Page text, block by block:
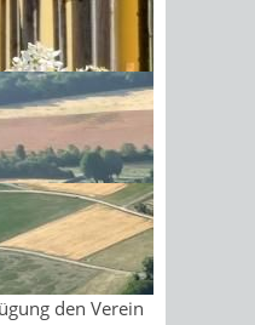
im
beim
Jugend und
Jugend und
(KVJS)
in ihrer
den Verein